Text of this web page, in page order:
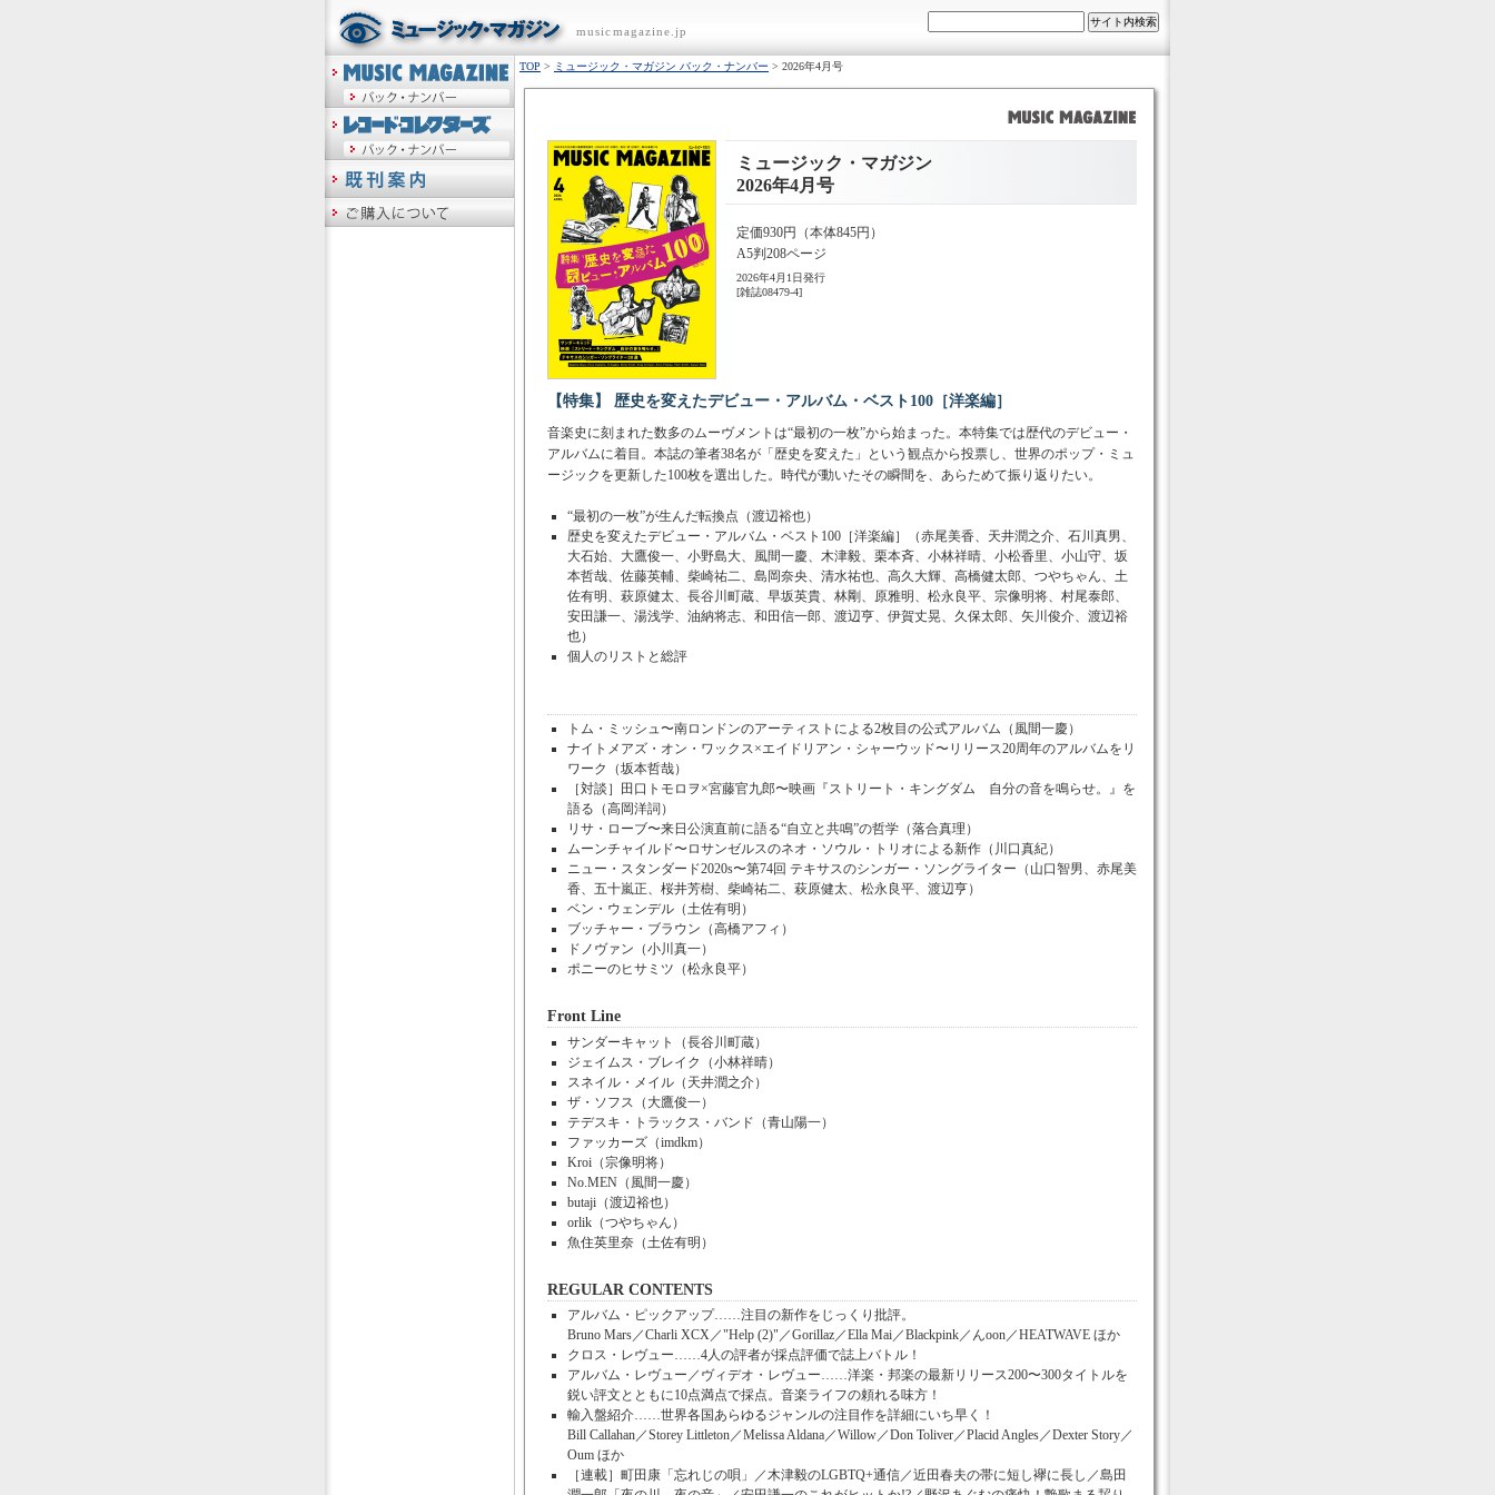
musicmagazine.jp
TOP > ミュージック・マガジン バック・ナンバー > 2026年4月号
ミュージック・マガジン
2026年4月号
定価930円（本体845円）
A5判208ページ
2026年4月1日発行
[雑誌08479-4]
【特集】 歴史を変えたデビュー・アルバム・ベスト100［洋楽編］
音楽史に刻まれた数多のムーヴメントは“最初の一枚”から始まった。本特集では歴代のデビュー・
アルバムに着目。本誌の筆者38名が「歴史を変えた」という観点から投票し、世界のポップ・ミュ
ージックを更新した100枚を選出した。時代が動いたその瞬間を、あらためて振り返りたい。
“最初の一枚”が生んだ転換点（渡辺裕也）
歴史を変えたデビュー・アルバム・ベスト100［洋楽編］（赤尾美香、天井潤之介、石川真男、
大石始、大鷹俊一、小野島大、風間一慶、木津毅、栗本斉、小林祥晴、小松香里、小山守、坂
本哲哉、佐藤英輔、柴崎祐二、島岡奈央、清水祐也、高久大輝、高橋健太郎、つやちゃん、土
佐有明、萩原健太、長谷川町蔵、早坂英貴、林剛、原雅明、松永良平、宗像明将、村尾泰郎、
安田謙一、湯浅学、油納将志、和田信一郎、渡辺亨、伊賀丈晃、久保太郎、矢川俊介、渡辺裕
也）
個人のリストと総評
トム・ミッシュ〜南ロンドンのアーティストによる2枚目の公式アルバム（風間一慶）
ナイトメアズ・オン・ワックス×エイドリアン・シャーウッド〜リリース20周年のアルバムをリ
ワーク（坂本哲哉）
［対談］田口トモロヲ×宮藤官九郎〜映画『ストリート・キングダム 自分の音を鳴らせ。』を
語る（高岡洋詞）
リサ・ローブ〜来日公演直前に語る“自立と共鳴”の哲学（落合真理）
ムーンチャイルド〜ロサンゼルスのネオ・ソウル・トリオによる新作（川口真紀）
ニュー・スタンダード2020s〜第74回 テキサスのシンガー・ソングライター（山口智男、赤尾美
香、五十嵐正、桜井芳樹、柴崎祐二、萩原健太、松永良平、渡辺亨）
ベン・ウェンデル（土佐有明）
ブッチャー・ブラウン（高橋アフィ）
ドノヴァン（小川真一）
ポニーのヒサミツ（松永良平）
Front Line
サンダーキャット（長谷川町蔵）
ジェイムス・ブレイク（小林祥晴）
スネイル・メイル（天井潤之介）
ザ・ソフス（大鷹俊一）
テデスキ・トラックス・バンド（青山陽一）
ファッカーズ（imdkm）
Kroi（宗像明将）
No.MEN（風間一慶）
butaji（渡辺裕也）
orlik（つやちゃん）
魚住英里奈（土佐有明）
REGULAR CONTENTS
アルバム・ピックアップ……注目の新作をじっくり批評。
Bruno Mars／Charli XCX／"Help (2)"／Gorillaz／Ella Mai／Blackpink／んoon／HEATWAVE ほか
クロス・レヴュー……4人の評者が採点評価で誌上バトル！
アルバム・レヴュー／ヴィデオ・レヴュー……洋楽・邦楽の最新リリース200〜300タイトルを
鋭い評文とともに10点満点で採点。音楽ライフの頼れる味方！
輸入盤紹介……世界各国あらゆるジャンルの注目作を詳細にいち早く！
Bill Callahan／Storey Littleton／Melissa Aldana／Willow／Don Toliver／Placid Angles／Dexter Story／
Oum ほか
［連載］町田康「忘れじの唄」／木津毅のLGBTQ+通信／近田春夫の帯に短し襷に長し／島田